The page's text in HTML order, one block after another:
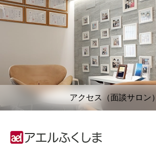
アクセス（面談サロン）